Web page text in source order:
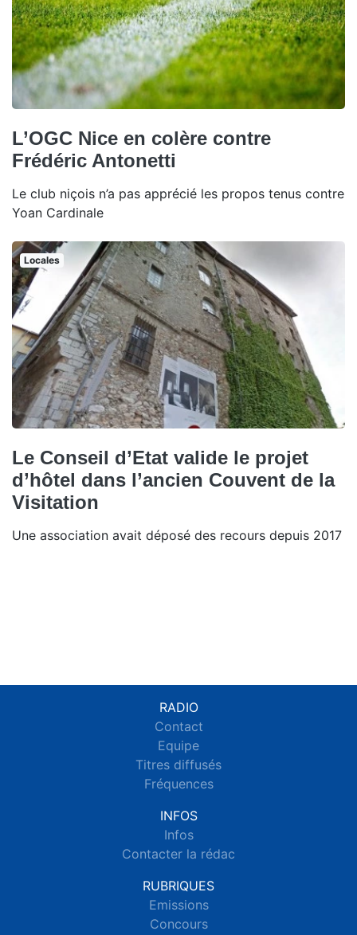
L’OGC Nice en colère contre
Frédéric Antonetti
Le club niçois n’a pas apprécié les propos tenus contre
Yoan Cardinale
Locales
Le Conseil d’Etat valide le projet
d’hôtel dans l’ancien Couvent de la
Visitation
Une association avait déposé des recours depuis 2017
RADIO
Contact
Equipe
Titres diffusés
Fréquences
INFOS
Infos
Contacter la rédac
RUBRIQUES
Emissions
Concours